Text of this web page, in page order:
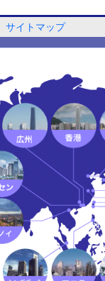
サイトマップ